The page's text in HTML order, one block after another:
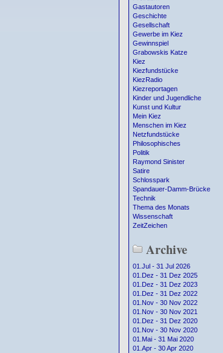
Gastautoren
Geschichte
Gesellschaft
Gewerbe im Kiez
Gewinnspiel
Grabowskis Katze
Kiez
Kiezfundstücke
KiezRadio
Kiezreportagen
Kinder und Jugendliche
Kunst und Kultur
Mein Kiez
Menschen im Kiez
Netzfundstücke
Philosophisches
Politik
Raymond Sinister
Satire
Schlosspark
Spandauer-Damm-Brücke
Technik
Thema des Monats
Wissenschaft
ZeitZeichen
Archive
01.Jul - 31 Jul 2026
01.Dez - 31 Dez 2025
01.Dez - 31 Dez 2023
01.Dez - 31 Dez 2022
01.Nov - 30 Nov 2022
01.Nov - 30 Nov 2021
01.Dez - 31 Dez 2020
01.Nov - 30 Nov 2020
01.Mai - 31 Mai 2020
01.Apr - 30 Apr 2020